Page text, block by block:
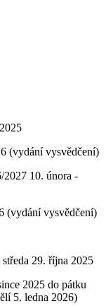
(vydání vysvědčení)
10. února -
(vydání vysvědčení)
29. října 2025
2025 do pátku
5. ledna 2026)